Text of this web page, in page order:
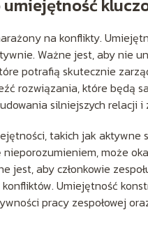
na konflikty.
Ważne jest, aby nie
potrafią skutecznie
rozwiązania, które będą
silniejszych relacji
takich jak aktywne
może
jest, aby członkowie
Umiejętność
pracy zespołowej